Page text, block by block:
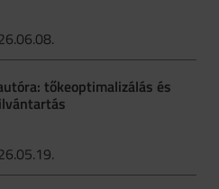
tőkeoptimalizálás és